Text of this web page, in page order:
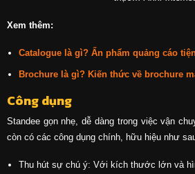
Xem thêm:
Catalogue là gì? Ấn phẩm quảng cáo
Brochure là gì? Kiến thức về brochure
Công dụng
Standee gọn nhẹ, dễ dàng trong việc vận
còn có các công dụng chính, hữu hiệu như
Thu hút sự chú ý: Với kích thước lớn và